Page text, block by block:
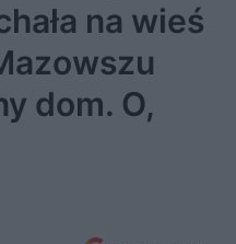
na wieś
dom. O,